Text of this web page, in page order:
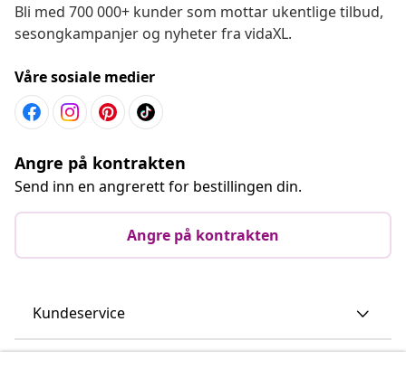
Bli med 700 000+ kunder som mottar ukentlige tilbud,
sesongkampanjer og nyheter fra vidaXL.
Våre sosiale medier
Angre på kontrakten
Send inn en angrerett for bestillingen din.
Angre på kontrakten
Kundeservice